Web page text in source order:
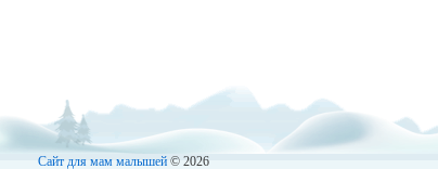
Сайт для мам малышей© 2026